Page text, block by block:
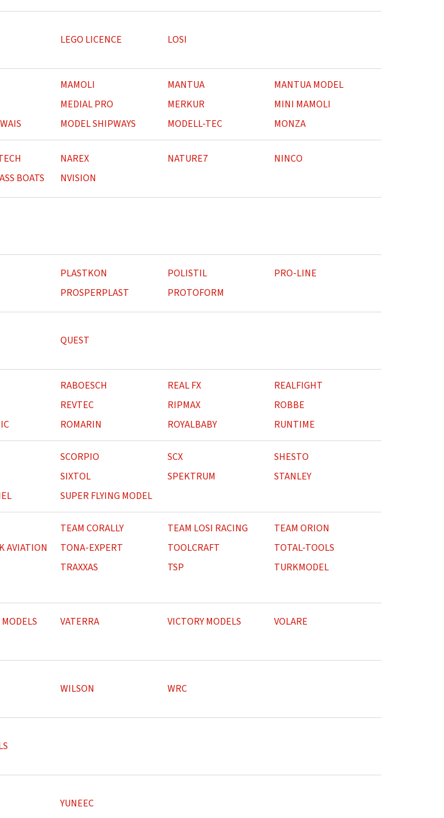
LEGO LICENCE LOSI
MAMOLI MANTUA
MANTUA MODEL
MEDIAL PRO MERKUR
MINI MAMOLI
MODEL SHIPWAYS MODELL-TEC MONZA
NAREX NATURE7
NINCO
BOATS
NVISION
PLASTKON POLISTIL
PRO-LINE
PROSPERPLAST PROTOFORM
QUEST
RABOESCH REAL FX
REALFIGHT
REVTEC RIPMAX
ROBBE
ROMARIN ROYALBABY RUNTIME
SCORPIO SCX
SHESTO
SIXTOL SPEKTRUM
STANLEY
SUPER FLYING MODEL
TEAM CORALLY TEAM LOSI RACING
TEAM ORION
AVIATION
TONA-EXPERT TOOLCRAFT
TOTAL-TOOLS
TRAXXAS TSP
TURKMODEL
VATERRA VICTORY MODELS
VOLARE
WILSON WRC
YUNEEC